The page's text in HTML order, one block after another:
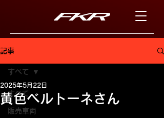
記事
すべて
販売車両
すべて
黄色ベルトーネさん
2025年5月22日